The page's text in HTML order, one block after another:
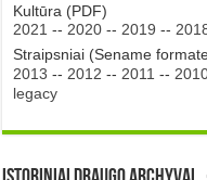
Kultūra (PDF)
2021 -- 2020 -- 2019 --
Straipsniai (Sename
2013 -- 2012 -- 2011 --
legacy